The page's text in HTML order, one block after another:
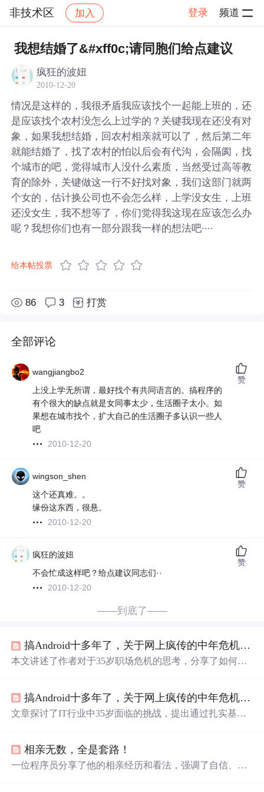
非技术区 加入 登录 频道
社区 非技术区 帖子详情
我想结婚了&#xff0c;请同胞们给点建议
疯狂的波妞
2010-12-20
情况是这样的，我很矛盾我应该找个一起能上班的，还
是应该找个农村没怎么上过学的？关键我现在还没有对
象，如果我想结婚，回农村相亲就可以了，然后第二年
就能结婚了，找了农村的怕以后会有代沟，会隔阂，找
个城市的吧，觉得城市人没什么素质，当然受过高等教
育的除外，关键做这一行不好找对象，我们这部门就两
个女的，估计换公司也不会怎么样，上学没女生，上班
还没女生，我不想等了，你们觉得我这现在应该怎么办
呢？我想你们也有一部分跟我一样的想法吧····
给本帖投票
86 3 打赏
全部评论
wangjiangbo2
上没上学无所谓，最好找个有共同语言的。搞程序的
有个很大的缺点就是女同事太少，生活圈子太小。如
果想在城市找个，扩大自己的生活圈子多认识一些人
吧
2010-12-20
赞
wingson_shen
这个还真难。。
缘份这东西，很悬。
2010-12-20
赞
疯狂的波妞
不会忙成这样吧？给点建议同志们··
2010-12-20
赞
——到底了——
搞Android十多年了，关于网上疯传的中年危机我有一
本文讲述了作者对于35岁职场危机的思考，分享了如何通
时探讨了生活期望与现实之间的平衡。
搞Android十多年了，关于网上疯传的中年危机我有一
文章探讨了IT行业中35岁面临的挑战，提出通过扎实基
统化的学习资源和职业发展建议
相亲无数，全是套路！
一位程序员分享了他的相亲经历和看法，强调了自信、坚